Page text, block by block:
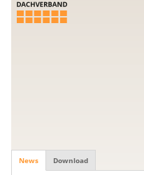
News Download